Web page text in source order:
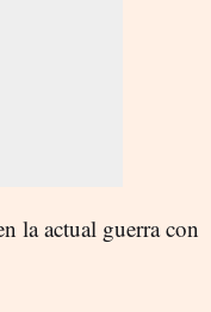
la actual guerra con